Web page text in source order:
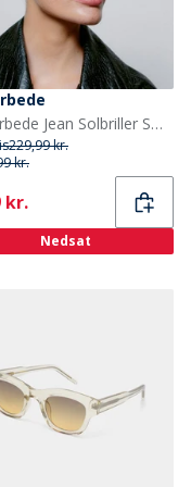
A Kjærbede Jean Solbriller Smoke Transparent
229,99 kr.
kr.
kr.
Nedsat